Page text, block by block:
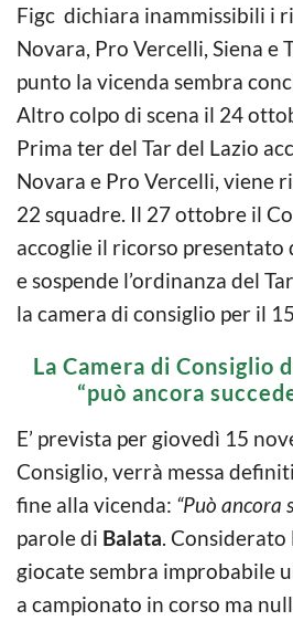
Figc dichiara inammissibili i
Novara, Pro Vercelli, Siena e
punto la vicenda sembra
Altro colpo di scena il 24
Prima ter del Tar del Lazio
Novara e Pro Vercelli, viene
22 squadre. Il 27 ottobre il
accoglie il ricorso presentato
e sospende l’ordinanza del
la camera di consiglio per il
La Camera di Consiglio
“può ancora
E’ prevista per giovedì 15
Consiglio, verrà messa
fine alla vicenda: “Può ancora
parole di Balata.
giocate sembra improbabile
a campionato in corso ma